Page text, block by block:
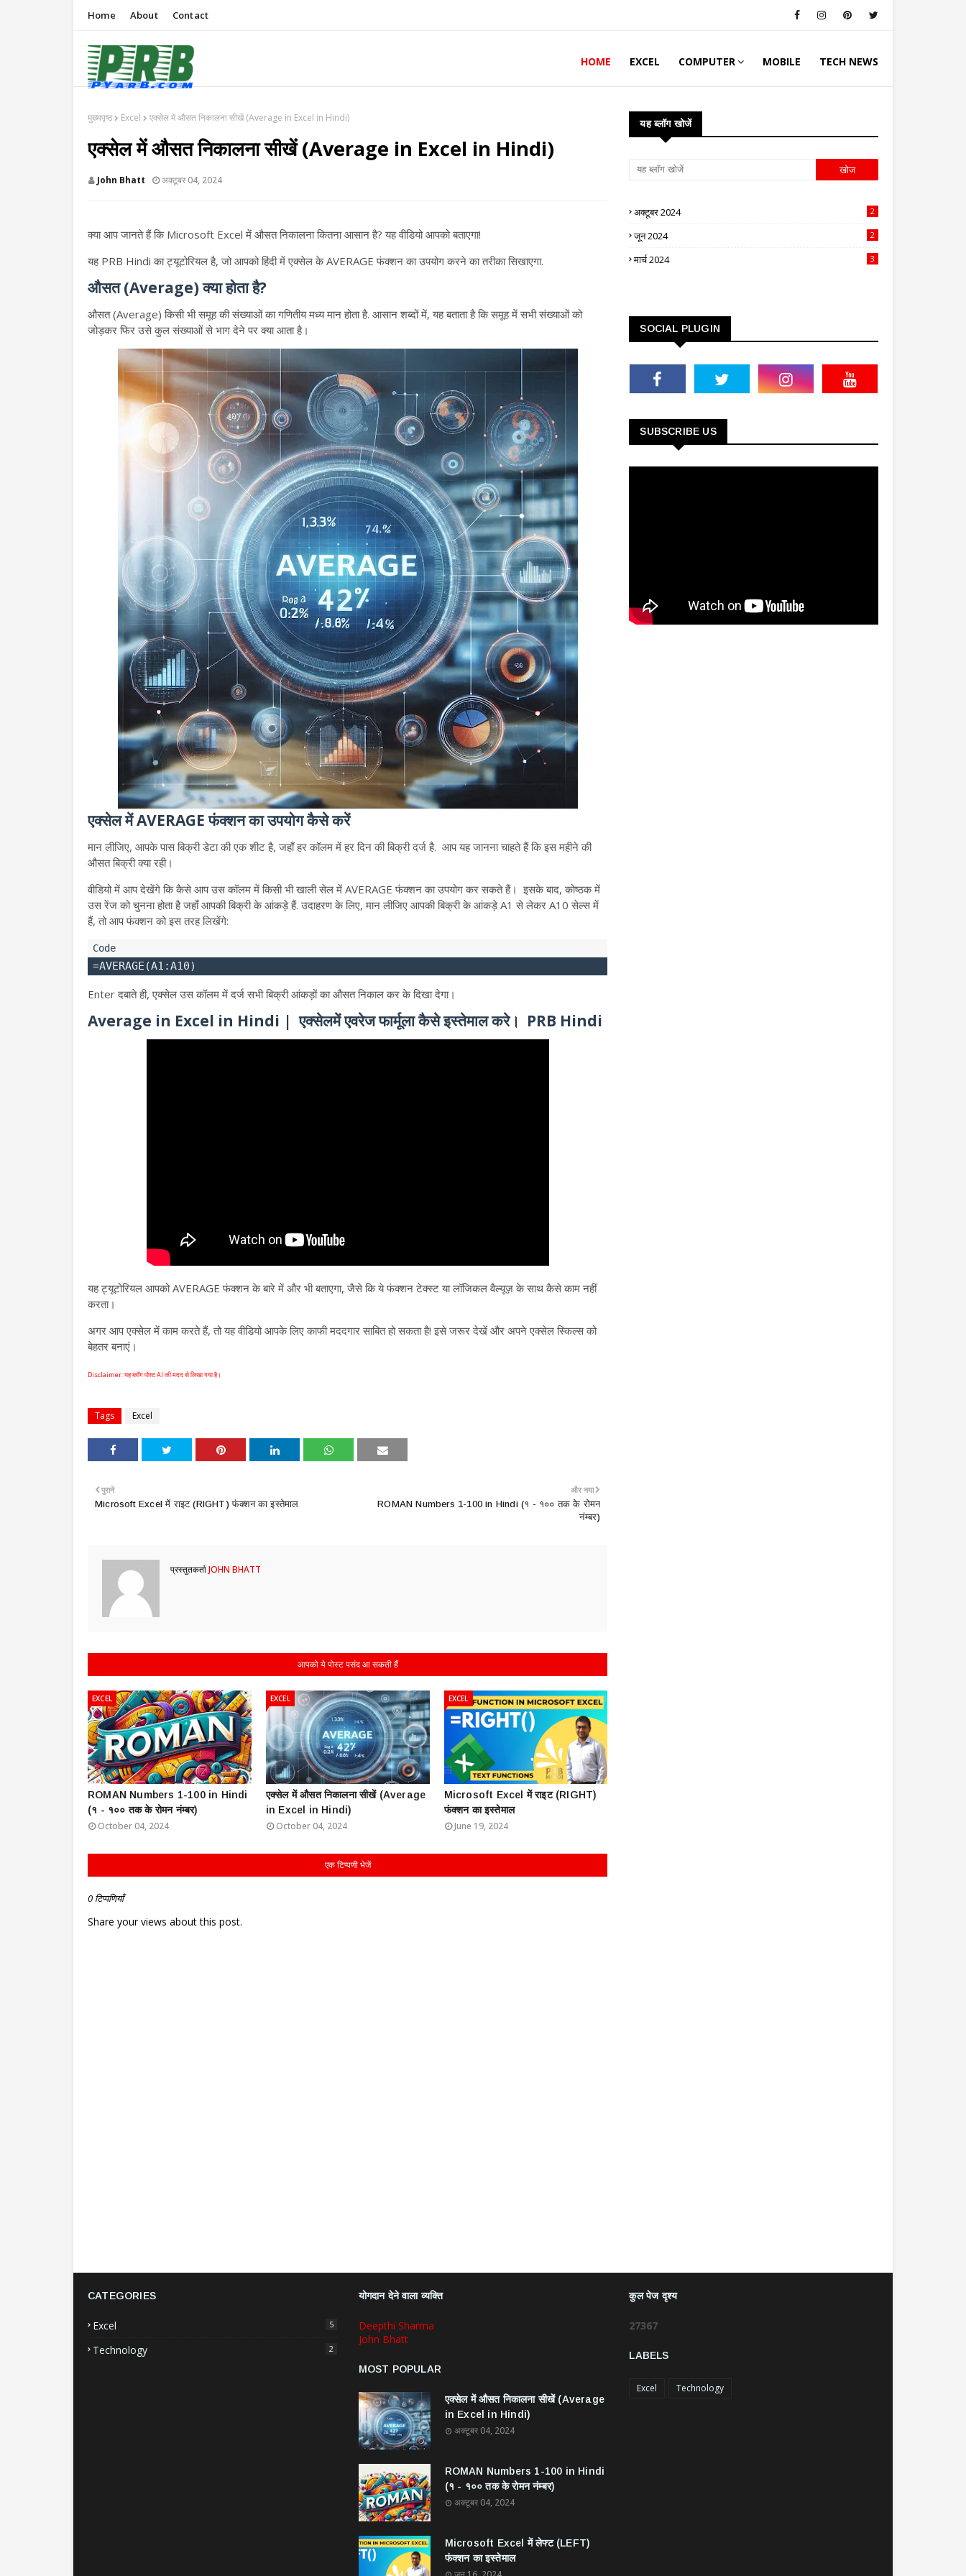
Home About Contact
HOME EXCEL COMPUTER MOBILE TECH NEWS
मुख्यपृष्ठ Excel एक्सेल में औसत निकालना सीखें (Average in Excel in Hindi)
एक्सेल में औसत निकालना सीखें (Average in Excel in Hindi)
John Bhatt अक्टूबर 04, 2024
क्या आप जानते हैं कि Microsoft Excel में औसत निकालना कितना आसान है? यह वीडियो आपको बताएगा!
यह PRB Hindi का ट्यूटोरियल है, जो आपको हिंदी में एक्सेल के AVERAGE फंक्शन का उपयोग करने का तरीका सिखाएगा.
औसत (Average) क्या होता है?
औसत (Average) किसी भी समूह की संख्याओं का गणितीय मध्य मान होता है. आसान शब्दों में, यह बताता है कि समूह में सभी संख्याओं को
जोड़कर फिर उसे कुल संख्याओं से भाग देने पर क्या आता है।
एक्सेल में AVERAGE फंक्शन का उपयोग कैसे करें
मान लीजिए, आपके पास बिक्री डेटा की एक शीट है, जहाँ हर कॉलम में हर दिन की बिक्री दर्ज है. आप यह जानना चाहते हैं कि इस महीने की
औसत बिक्री क्या रही।
वीडियो में आप देखेंगे कि कैसे आप उस कॉलम में किसी भी खाली सेल में AVERAGE फंक्शन का उपयोग कर सकते हैं। इसके बाद, कोष्ठक में
उस रेंज को चुनना होता है जहाँ आपकी बिक्री के आंकड़े हैं. उदाहरण के लिए, मान लीजिए आपकी बिक्री के आंकड़े A1 से लेकर A10 सेल्स में
हैं, तो आप फंक्शन को इस तरह लिखेंगे:
=AVERAGE(A1:A10)
Enter दबाते ही, एक्सेल उस कॉलम में दर्ज सभी बिक्री आंकड़ों का औसत निकाल कर के दिखा देगा।
Average in Excel in Hindi | एक्सेलमें एवरेज फार्मूला कैसे इस्तेमाल करे। PRB Hindi
यह ट्यूटोरियल आपको AVERAGE फंक्शन के बारे में और भी बताएगा, जैसे कि ये फंक्शन टेक्स्ट या लॉजिकल वैल्यूज़ के साथ कैसे काम नहीं
करता।
अगर आप एक्सेल में काम करते हैं, तो यह वीडियो आपके लिए काफी मददगार साबित हो सकता है! इसे जरूर देखें और अपने एक्सेल स्किल्स को
बेहतर बनाएं।
Disclaimer: यह ब्लॉग पोस्ट AI की मदद से लिखा गया है।
Tags Excel
और नया
ROMAN Numbers 1-100 in Hindi (१ - १०० तक के रोमन
नंम्बर)
पुराने
Microsoft Excel में राइट (RIGHT) फंक्शन का इस्तेमाल
प्रस्तुतकर्ताJOHN BHATT
आपको ये पोस्ट पसंद आ सकती हैं
EXCEL
ROMAN Numbers 1-100 in Hindi
(१ - १०० तक के रोमन नंम्बर)
October 04, 2024
EXCEL
एक्सेल में औसत निकालना सीखें (Average
in Excel in Hindi)
October 04, 2024
EXCEL
Microsoft Excel में राइट (RIGHT)
फंक्शन का इस्तेमाल
June 19, 2024
एक टिप्पणी भेजें
0 टिप्पणियाँ
Share your views about this post.
यह ब्लॉग खोजें
अक्टूबर 2024 2
जून 2024 2
मार्च 2024 3
SOCIAL PLUGIN
SUBSCRIBE US
CATEGORIES
Excel 5
Technology 2
योगदान देने वाला व्यक्ति
Deepthi Sharma
John Bhatt
MOST POPULAR
एक्सेल में औसत निकालना सीखें (Average
in Excel in Hindi)
अक्टूबर 04, 2024
ROMAN Numbers 1-100 in Hindi
(१ - १०० तक के रोमन नंम्बर)
अक्टूबर 04, 2024
Microsoft Excel में लेफ्ट (LEFT)
फंक्शन का इस्तेमाल
कुल पेज दृश्य
27367
LABELS
Excel Technology